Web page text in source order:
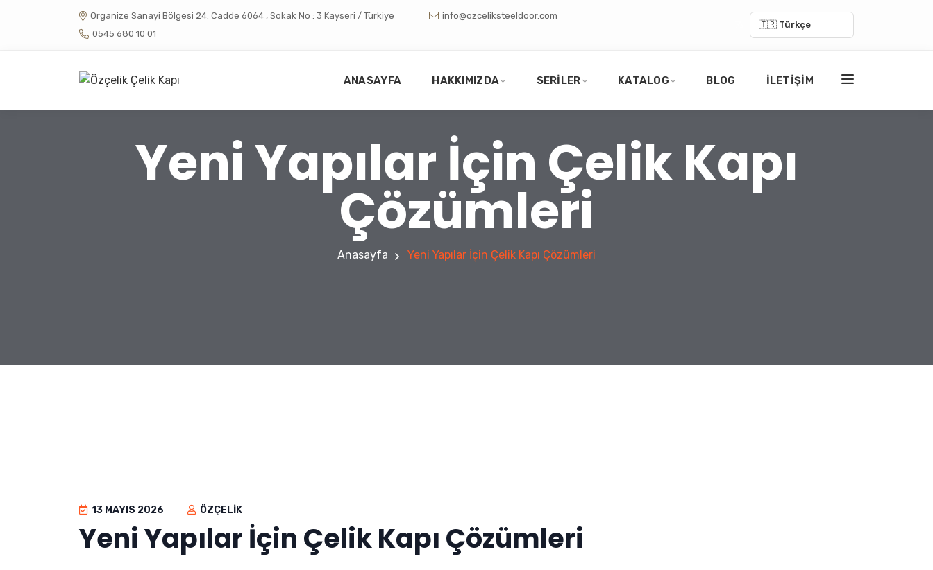
Organize Sanayi Bölgesi 24. Cadde 6064 , Sokak No : 3 Kayseri / Türkiye
info@ozceliksteeldoor.com
0545 680 10 01
🇹🇷 Türkçe
ANASAYFA HAKKIMIZDA SERILER KATALOG BLOG İLETIŞIM
Yeni Yapılar İçin Çelik Kapı
Çözümleri
Anasayfa Yeni Yapılar İçin Çelik Kapı Çözümleri
13 MAYIS 2026 ÖZÇELIK
Yeni Yapılar İçin Çelik Kapı Çözümleri